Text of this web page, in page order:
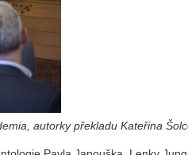
autorky překladu Kateřina